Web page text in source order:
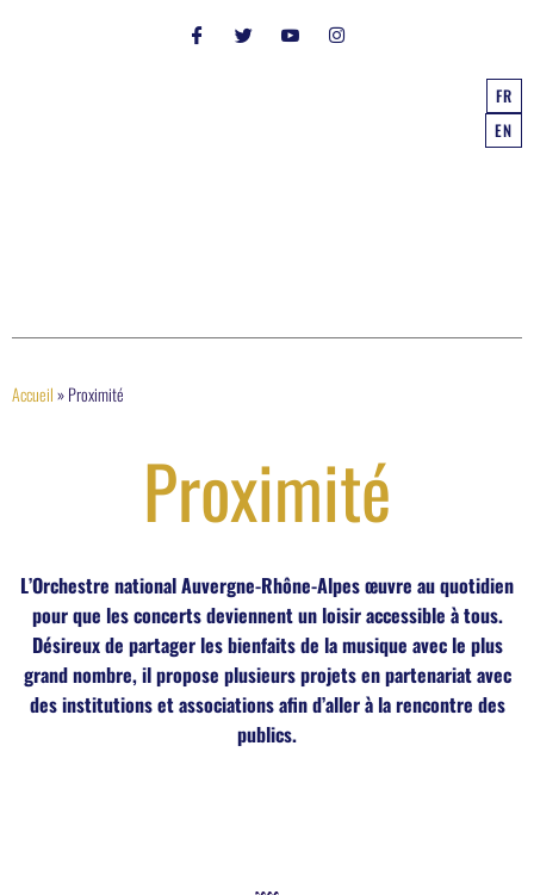
FR
EN
Accueil»Proximité
Proximité
L’Orchestre national Auvergne-Rhône-Alpes œuvre au quotidien
pour que les concerts deviennent un loisir accessible à tous.
Désireux de partager les bienfaits de la musique avec le plus
grand nombre, il propose plusieurs projets en partenariat avec
des institutions et associations afin d’aller à la rencontre des
publics.